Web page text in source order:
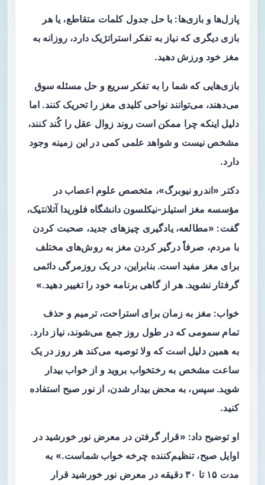
پازل‌ها و بازی‌ها: با حل جدول کلمات متقاطع، یا هر
بازی دیگری که نیاز به تفکر استراتژیک دارد، روزانه به
مغز خود ورزش دهید.
بازی‌هایی که شما را به تفکر سریع و حل مسئله سوق
می‌دهند، می‌توانند نواحی کلیدی مغز را تحریک کنند. اما
دلیل اینکه چرا ممکن است روند زوال عقل را کُند کنند،
مشخص نیست و شواهد علمی کمی در این زمینه وجود
دارد.
دکتر «اندرو نیوبرگ»، متخصص علوم اعصاب در
مؤسسه مغز استیلز-نیکلسون دانشگاه فلوریدا آتلانتیک،
گفت: «مطالعه، یادگیری چیزهای جدید، صحبت کردن
با مردم، صرفاً درگیر کردن مغز به روش‌های مختلف
برای مغز مفید است. بنابراین، در یک روزمرگی دائمی
گرفتار نشوید. هر از گاهی برنامه خود را تغییر دهید.»
خواب: مغز به زمان برای استراحت، ترمیم و حذف
تمام سمومی که در طول روز جمع می‌شوند، نیاز دارد.
به همین دلیل است که ولا توصیه می‌کند هر روز در یک
ساعت مشخص به رختخواب بروید و از خواب بیدار
شوید. سپس، به محض بیدار شدن، از نور صبح استفاده
کنید.
او توضیح داد: «قرار گرفتن در معرض نور خورشید در
اوایل صبح، تنظیم‌کننده چرخه خواب شماست.» به
مدت ۱۵ تا ۳۰ دقیقه در معرض نور خورشید قرار